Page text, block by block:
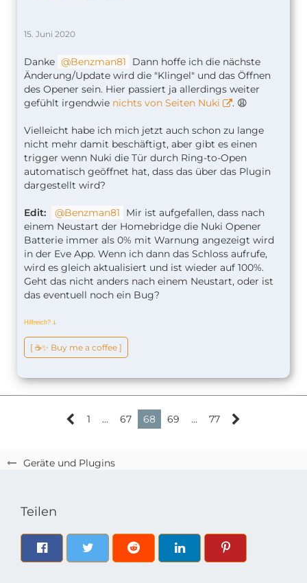
Geräte und Plugins
15. Juni 2020
Danke Benzman81
Dann hoffe ich die nächste
Änderung/Update wird die "Klingel" und das Öffnen
des Opener sein. Hier passiert ja allerdings weiter
gefühlt irgendwie nichts von Seiten Nuki . 😩
Vielleicht habe ich mich jetzt auch schon zu lange
nicht mehr damit beschäftigt, aber gibt es einen
trigger wenn Nuki die Tür durch Ring-to-Open
automatisch geöffnet hat, dass das über das Plugin
dargestellt wird?
Edit: Benzman81
Mir ist aufgefallen, dass nach
einem Neustart der Homebridge die Nuki Opener
Batterie immer als 0% mit Warnung angezeigt wird
in der Eve App. Wenn ich dann das Schloss aufrufe,
wird es gleich aktualisiert und ist wieder auf 100%.
Geht das nicht anders nach einem Neustart, oder ist
das eventuell noch ein Bug?
Hilfreich? ↆ
[ ☕️✨ Buy me a coffee ]
1 … 67 68 69 … 77
Teilen